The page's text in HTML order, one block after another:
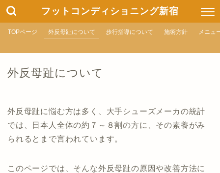
フットコンディショニング新宿
TOPページ 外反母趾について 歩行指導について 施術方針 メニュ
外反母趾について
外反母趾に悩む方は多く、大手シューズメーカの統計
では、日本人全体の約７～８割の方に、その素養がみ
られるとまで言われています。
このページでは、そんな外反母趾の原因や改善方法に